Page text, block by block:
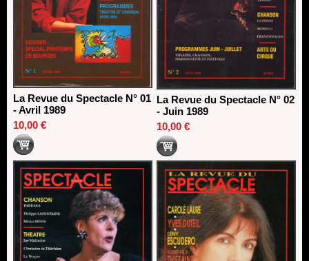
La Revue du Spectacle N° 01
- Avril 1989
10,00 €
La Revue du Spectacle N° 02
- Juin 1989
10,00 €